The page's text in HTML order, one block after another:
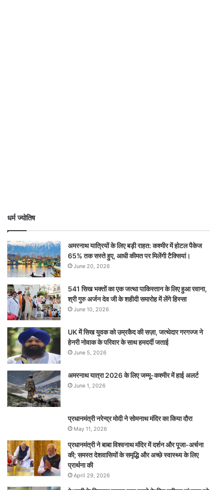
धर्म ज्योतिष
अमरनाथ यात्रियों के लिए बड़ी राहत: कश्मीर में होटल पैकेज
65% तक सस्ते हुए, आधी कीमत पर मिलेंगी टैक्सियां।
June 20, 2026
541 सिख भक्तों का एक जत्था पाकिस्तान के लिए हुआ रवाना,
श्री गुरु अर्जन देव जी के शहीदी समारोह में लेंगे हिस्सा
June 10, 2026
UK में सिख युवक को उम्रकैद की सज़ा, जत्थेदार गरगज्ज ने
हेनरी नोवाक के परिवार के साथ हमदर्दी जताई
June 5, 2026
अमरनाथ यात्रा 2026 के लिए जम्मू-कश्मीर में हाई अलर्ट
June 1, 2026
प्रधानमंत्री नरेन्‍द्र मोदी ने सोमनाथ मंदिर का किया दौरा
May 11, 2026
प्रधानमंत्री ने बाबा विश्वनाथ मंदिर में दर्शन और पूजा-अर्चना
की; समस्‍त देशवासियों के समृद्धि और अच्छे स्वास्थ्य के लिए
प्रार्थना की
April 29, 2026